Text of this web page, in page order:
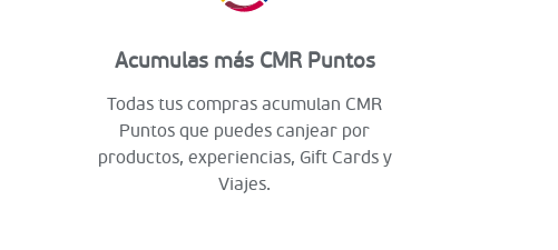
Acumulas más CMR Puntos
Todas tus compras acumulan CMR
Puntos que puedes canjear por
productos, experiencias, Gift Cards y
Viajes.